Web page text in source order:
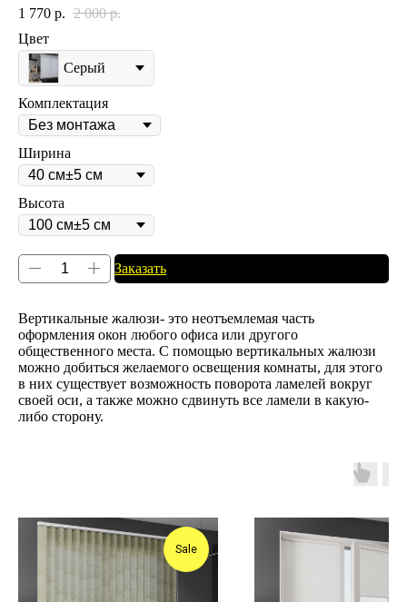
1 770 р. 2 000 р.
Цвет
Серый
Комплектация
Ширина
Высота
Заказать
Вертикальные жалюзи- это неотъемлемая часть
оформления окон любого офиса или другого
общественного места. С помощью вертикальных жалюзи
можно добиться желаемого освещения комнаты, для этого
в них существует возможность поворота ламелей вокруг
своей оси, а также можно сдвинуть все ламели в какую-
либо сторону.
Sale